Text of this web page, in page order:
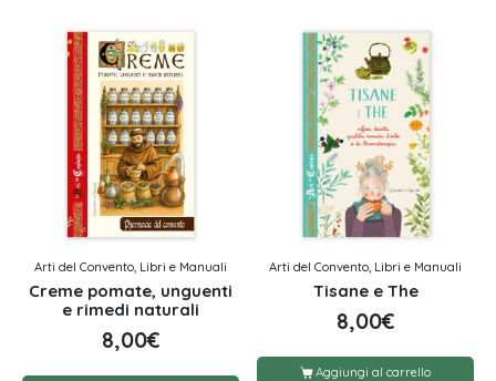
Arti del Convento, Libri e Manuali
Creme pomate, unguenti
e rimedi naturali
8,00€
Arti del Convento, Libri e Manuali
Tisane e The
8,00€
Aggiungi al carrello